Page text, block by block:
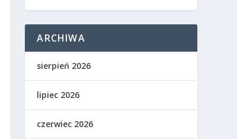
ARCHIWA
sierpień 2026
lipiec 2026
czerwiec 2026